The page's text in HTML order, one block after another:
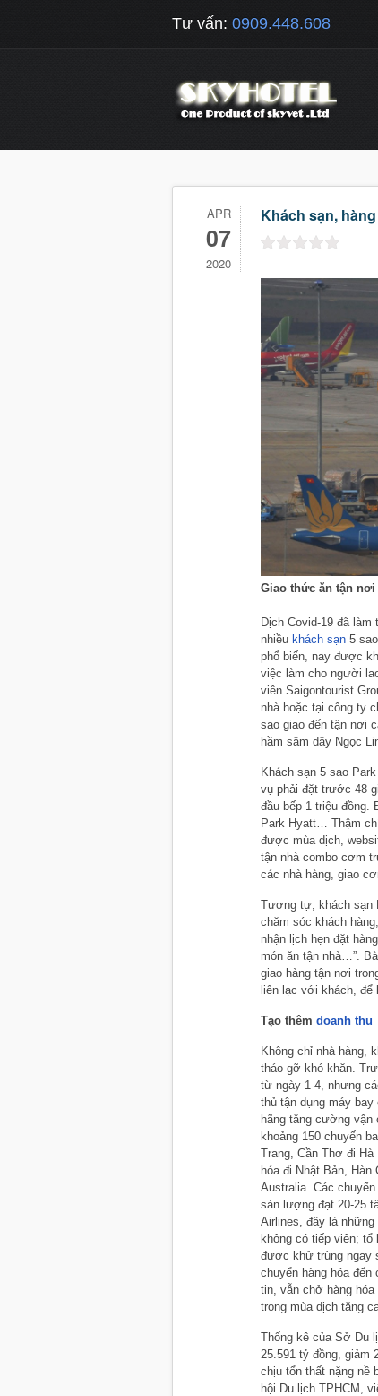
Tư vấn: 0909.448.608
APR
07
2020
Khách sạn,
Giao thức ăn tận
Dịch Covid-19 đã
nhiều khách sạn 5
phổ biến, nay được
việc làm cho người
viên Saigontourist
nhà hoặc tại công ty
sao giao đến tận nơi
hầm sâm dây Ngọc
Khách sạn 5 sao
vụ phải đặt trước 48
đầu bếp 1 triệu đồng.
Park Hyatt… Thậm
được mùa dịch,
tận nhà combo cơm
các nhà hàng, giao
Tương tự, khách sạn
chăm sóc khách
nhận lịch hẹn đặt
món ăn tận nhà…”.
giao hàng tận nơi
liên lạc với khách, để
Tạo thêm doanh thu
Không chỉ nhà hàng,
tháo gỡ khó khăn.
từ ngày 1-4, nhưng
thủ tận dụng máy
hãng tăng cường vận
khoảng 150 chuyến
Trang, Cần Thơ đi
hóa đi Nhật Bản, Hàn
Australia. Các
sản lượng đạt 20-25
Airlines, đây là những
không có tiếp viên; tổ
được khử trùng ngay
chuyển hàng hóa đến
tin, vẫn chở hàng
trong mùa dịch tăng
Thống kê của Sở Du
25.591 tỷ đồng, giảm
chịu tổn thất nặng nề
hội Du lịch TPHCM,